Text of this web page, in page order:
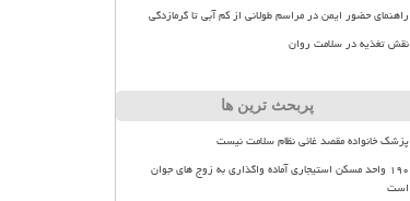
راهنمای حضور ایمن در مراسم طولانی از کم آبی تا گرمازدگی
نقش تغذیه در سلامت روان
پربحث ترین ها
پزشک خانواده مقصد غائی نظام سلامت نیست
۱۹۰ واحد مسکن استیجاری آماده واگذاری به زوج های جوان
است